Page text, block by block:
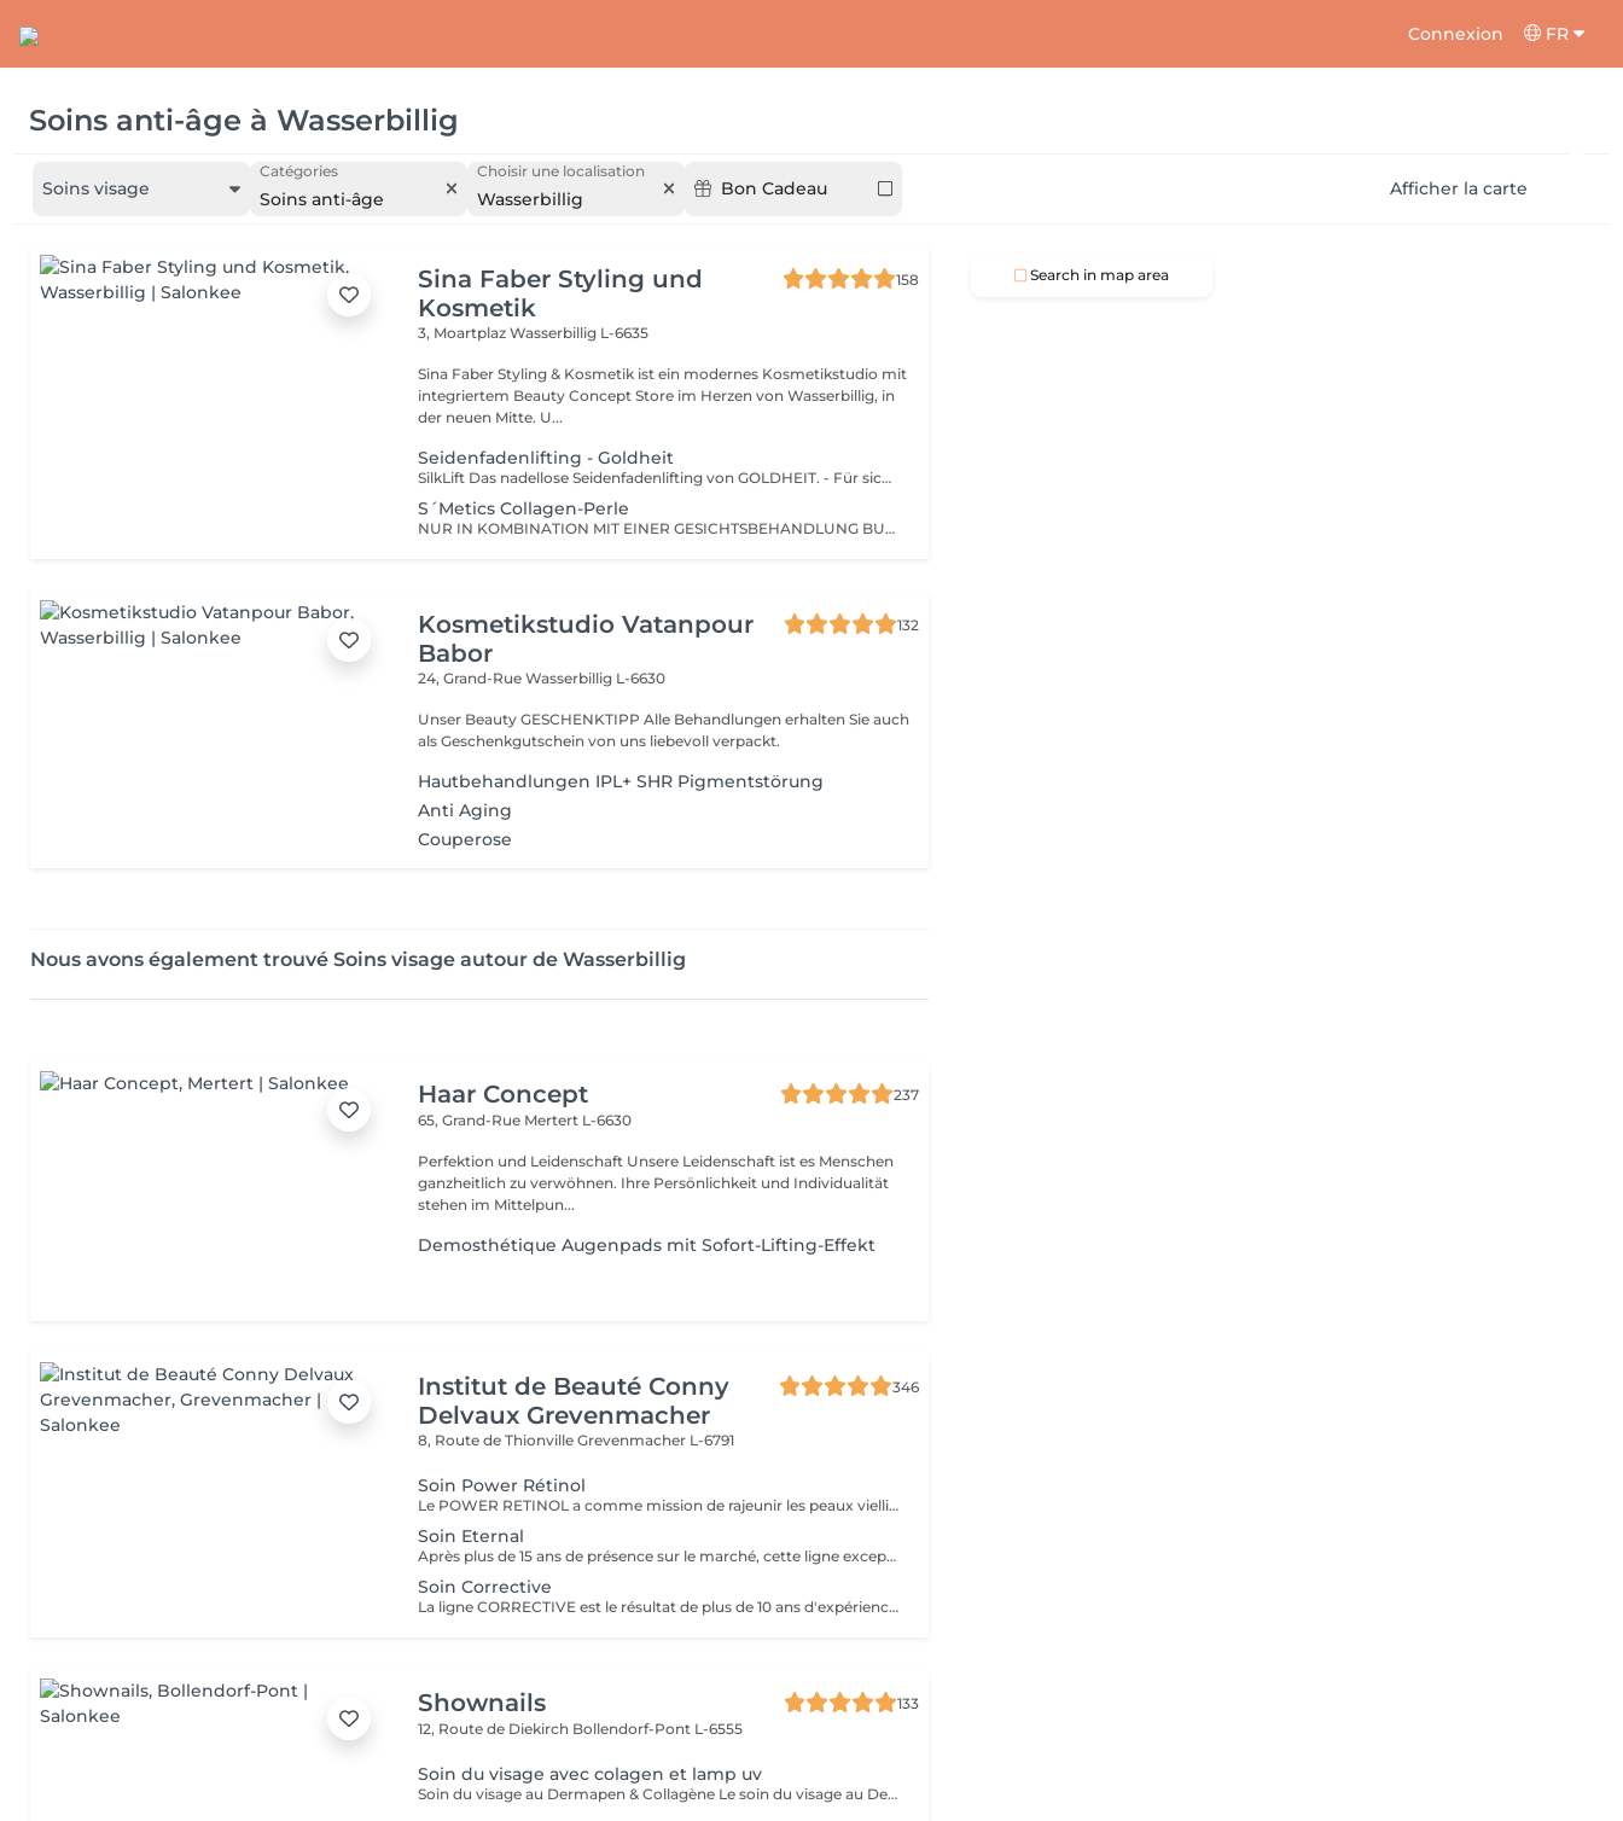
Connexion FR
Soins anti-âge à Wasserbillig
Soins visage
Catégories
Soins anti-âge
Choisir une localisation
Wasserbillig Bon Cadeau Afficher la carte
Sina Faber Styling und
Kosmetik
158
3, MoartplazWasserbillig L-6635
Sina Faber Styling & Kosmetik ist ein modernes Kosmetikstudio mit
integriertem Beauty Concept Store im Herzen von Wasserbillig, in
der neuen Mitte. U...
Seidenfadenlifting - Goldheit
SilkLift Das nadellose Seidenfadenlifting von GOLDHEIT. - Für sichtbar gestraffte Haut ganz ohne Nadel. Das Seidenfadenlifting mit Collagen Silk Threads ist eine sanfte, wirkungsvolle Methode zur Straffung und Regeneration der Haut ganz ohne Nadeln, ohne Schmerzen und ohne Ausfallzeit. Feinste auflösbare Seidenfäden werden manuell in gezielte Hautbereiche eingebracht. Sie geben über mehrere Tage hinweg wertvolle Wirkstoffe ab, fördern die kollagene Neubildung und sorgen so für mehr Festigkeit, Volumen und Elastizität. Was bewirkt die Behandlung? Sofort sichtbar glattere, prallere Haut Reduktion von Fältchen & feinen Linien Natürliches Lifting ohne Injektionen Verbesserung der Hautstruktur und Spannkraft Konturverbesserung (z.B. Wangen, Kieferlinie) So läuft die Behandlung ab: Reinigung & sanftes Peeling Auswahl & Einarbeitung der Seidenfäden direkt in die Fältchen Wirkstoffserum + beruhigende Maske Einschleusen der Wirkstoffe via Massage Abschlusspflege & Lichtschutz Wie lange hält der Effekt? Nach der 1. Behandlung: Soforteffekt für ca. 57 Tage Für dauerhafte Ergebnisse: ca. 34 Behandlungen im Abstand von 1014 Tagen Für wen ist das SilkLift geeignet? Bei Falten (z.B. Stirn, Nasolabial, Kinnlinie, Hals) Bei Volumenverlust oder schlaffem Gewebe Als Alternative zu Needling, Filler & Co bei hohem Schmerzempfinden Für alle, die natürliche Ergebnisse bevorzugen Als Vorbereitung auf einen besonderen Tag Hinweis zur Verträglichkeit & Ethik: Diese Behandlung ist nicht vegan, da die Seidenfäden tierischen Ursprungs sind. Bitte sprich uns gern an, wenn du dir eine vegane Alternative wünschst wir beraten dich ehrlich und individuell.
S´Metics Collagen-Perle
NUR IN KOMBINATION MIT EINER GESICHTSBEHANDLUNG BUCHBAR! Gönne deiner Haut die Extra Portion Anti Aging mit einer puren Trockenkollagenperle.
Kosmetikstudio Vatanpour
Babor
132
24, Grand-RueWasserbillig L-6630
Unser Beauty GESCHENKTIPP Alle Behandlungen erhalten Sie auch
als Geschenkgutschein von uns liebevoll verpackt.
Hautbehandlungen IPL+ SHR Pigmentstörung
Anti Aging
Couperose
Nous avons également trouvé Soins visage autour de Wasserbillig
Haar Concept
237
65, Grand-Rue Mertert L-6630
Perfektion und Leidenschaft Unsere Leidenschaft ist es Menschen
ganzheitlich zu verwöhnen. Ihre Persönlichkeit und Individualität
stehen im Mittelpun...
Demosthétique Augenpads mit Sofort-Lifting-Effekt
Institut de Beauté Conny
Delvaux Grevenmacher
346
8, Route de ThionvilleGrevenmacher L-6791
Soin Power Rétinol
Le POWER RETINOL a comme mission de rajeunir les peaux viellies par des causes naturelles ou par le soleil (photovieillissement)
Soin Eternal
Après plus de 15 ans de présence sur le marché, cette ligne exceptionnelle a été développée. ETERNAL stimule la régénération dans chaque couche de la peau et inverse le processus de vieillissement cellulaire connu sous le nom de sénescence. Résultat : une peau rajeunie et régénérée pour une beauté durable !
Soin Corrective
La ligne CORRECTIVE est le résultat de plus de 10 ans d'expérience : un traitement cosmétique qui réduit rapidement et efficacement les rides profondes et les ridules du visage. Ce produit inédit combine 3 mécanismes d'action : peeling- comblement - décontraction - en un seul traitement et exerce une action lissante puissante, même sur les rides profondes. Ainsi, dès le premier traitement, les rides disparaissent progressivement et naturellement !
Shownails
133
12, Route de Diekirch Bollendorf-Pont L-6555
Soin du visage avec colagen et lamp uv
Soin du visage au Dermapen & Collagène Le soin du visage au Dermapen associé au collagène est un traitement innovant qui stimule le renouvellement cellulaire ainsi que la production naturelle de collagène et d'élastine. Grâce au micro-aiguillage, les principes actifs pénètrent plus efficacement dans la peau, pour des résultats visibles et durables. Les bienfaits du traitement : Réduit les rides et les ridules. Améliore la fermeté et l'élasticité de la peau. Atténue les cicatrices d'acné et les imperfections. Resserre les pores dilatés. Unifie le teint et redonne de l'éclat. Hydrate intensément grâce au collagène. Laisse la peau plus lisse, plus souple et visiblement rajeunie. En fin de soin, une séance de luminothérapie par lumière UV est réalisée afin de compléter le traitement et d'optimiser les résultats.
Search in map area